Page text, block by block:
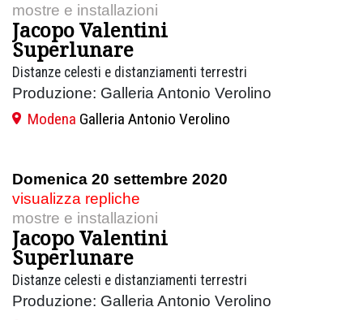
mostre e installazioni
Jacopo Valentini
Superlunare
Distanze celesti e distanziamenti terrestri
Produzione: Galleria Antonio Verolino
Modena Galleria Antonio Verolino
Domenica 20 settembre 2020
visualizza repliche
mostre e installazioni
Jacopo Valentini
Superlunare
Distanze celesti e distanziamenti terrestri
Produzione: Galleria Antonio Verolino